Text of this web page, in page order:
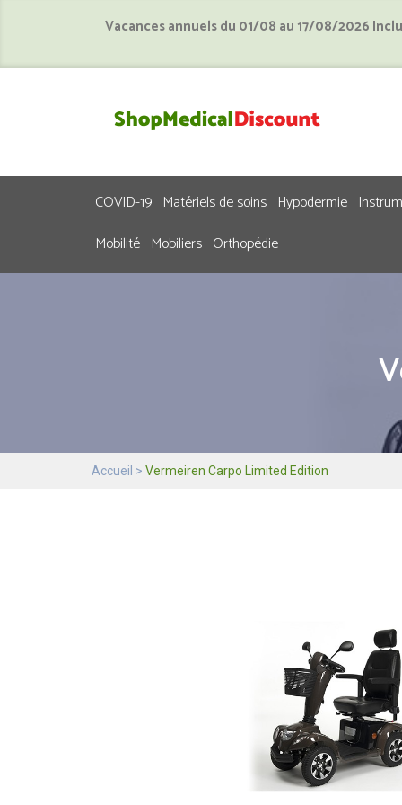
Vacances annuels du 01/08 au 17/08/2026
COVID-19 Matériels de soins Hypodermie
Mobilité Mobiliers Orthopédie
Accueil Vermeiren Carpo Limited Edition